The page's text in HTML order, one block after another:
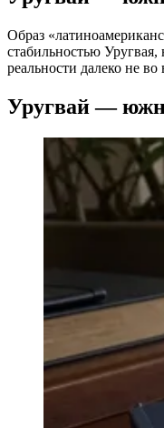
Образ
стабильностью Уругвая,
реальности далеко не во
Уругвай —